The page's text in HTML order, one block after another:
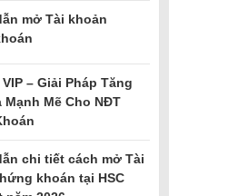
mở Tài khoản
VIP – Giải Pháp Tăng
Mạnh Mẽ Cho NĐT
chi tiết cách mở Tài
khoán tại HSC